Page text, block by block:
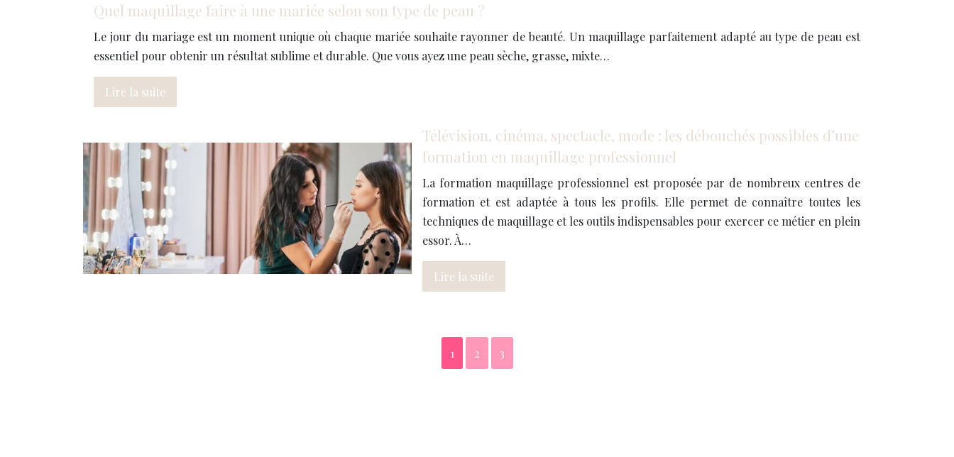
Quel maquillage faire à une mariée selon son type de peau ?
Le jour du mariage est un moment unique où chaque mariée souhaite rayonner de beauté. Un maquillage parfaitement adapté au type de peau est
essentiel pour obtenir un résultat sublime et durable. Que vous ayez une peau sèche, grasse, mixte…
Lire la suite
Télévision, cinéma, spectacle, mode : les débouchés possibles d’une
formation en maquillage professionnel
La formation maquillage professionnel est proposée par de nombreux centres de
formation et est adaptée à tous les profils. Elle permet de connaître toutes les
techniques de maquillage et les outils indispensables pour exercer ce métier en plein
essor. À…
Lire la suite
1 2 3